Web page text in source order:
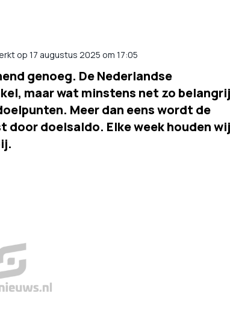
op 17 augustus 2025 om 17:05
genoeg. De Nederlandse
maar wat minstens net zo
Meer dan eens wordt de
door doelsaldo. Elke week houden wij